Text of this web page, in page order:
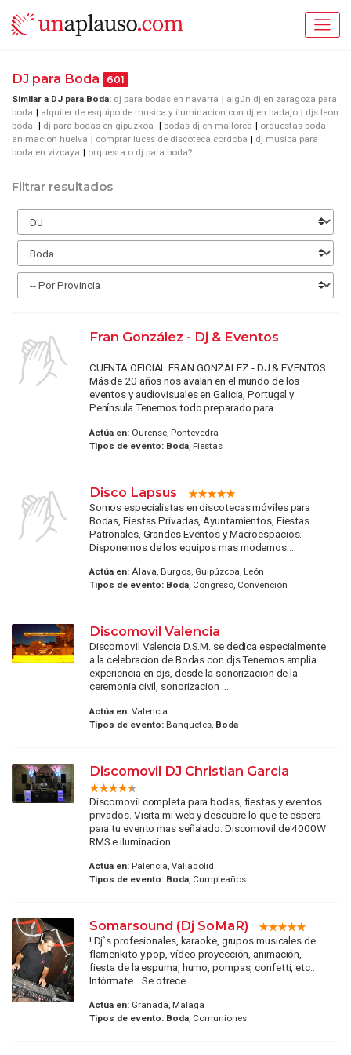
DJ para Boda 601
Similar a DJ para Boda: dj para bodas en navarra
algún dj en zaragoza para
boda
alquiler de esquipo de musica y iluminacion con dj en badajo
djs leon
boda
dj para bodas en gipuzkoa bodas dj en mallorca
orquestas boda
animacion huelva
comprar luces de discoteca cordoba
dj musica para
boda en vizcaya
orquesta o dj para boda?
Filtrar resultados
Fran González - Dj & Eventos
CUENTA OFICIAL FRAN GONZALEZ - DJ & EVENTOS.
Más de 20 años nos avalan en el mundo de los
eventos y audiovisuales en Galicia, Portugal y
Península Tenemos todo preparado para ...
Actúa en:Ourense, Pontevedra
Tipos de evento: Boda, Fiestas
Disco Lapsus
Somos especialistas en discotecas móviles para
Bodas, Fiestas Privadas, Ayuntamientos, Fiestas
Patronales, Grandes Eventos y Macroespacios.
Disponemos de los equipos mas modernos ...
Actúa en:Álava, Burgos, Guipúzcoa, León
Tipos de evento: Boda, Congreso, Convención
Discomovil Valencia
Discomovil Valencia D.S.M. se dedica especialmente
a la celebracion de Bodas con djs Tenemos amplia
experiencia en djs, desde la sonorizacion de la
ceremonia civil, sonorizacion ...
Actúa en:Valencia
Tipos de evento:Banquetes, Boda
Discomovil DJ Christian Garcia
Discomovil completa para bodas, fiestas y eventos
privados. Visita mi web y descubre lo que te espera
para tu evento mas señalado: Discomovil de 4000W
RMS e iluminacion ...
Actúa en:Palencia, Valladolid
Tipos de evento: Boda, Cumpleaños
Somarsound (Dj SoMaR)
! Dj`s profesionales, karaoke, grupos musicales de
flamenkito y pop, vídeo-proyección, animación,
fiesta de la espuma, humo, pompas, confetti, etc..
Infórmate... Se ofrece ...
Actúa en:Granada, Málaga
Tipos de evento: Boda, Comuniones